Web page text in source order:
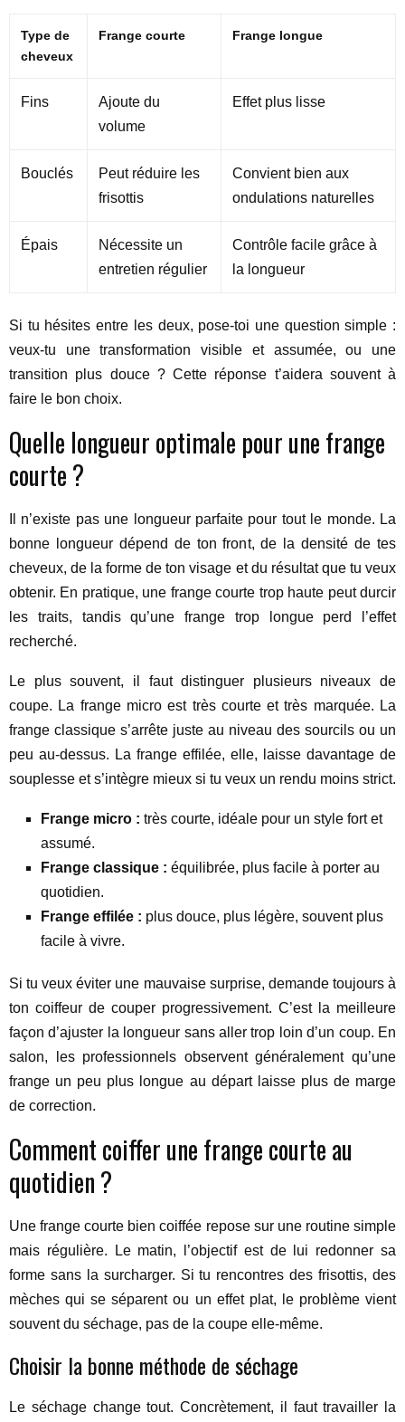
Type de
cheveux
Frange courte Frange longue
Fins
Ajoute du
volume
Effet plus lisse
Bouclés
Peut réduire les
frisottis
Convient bien aux
ondulations naturelles
Épais
Nécessite un
entretien régulier
Contrôle facile grâce à
la longueur
Si tu hésites entre les deux, pose-toi une question simple :
veux-tu une transformation visible et assumée, ou une
transition plus douce ? Cette réponse t’aidera souvent à
faire le bon choix.
Quelle longueur optimale pour une frange
courte ?
Il n’existe pas une longueur parfaite pour tout le monde. La
bonne longueur dépend de ton front, de la densité de tes
cheveux, de la forme de ton visage et du résultat que tu veux
obtenir. En pratique, une frange courte trop haute peut durcir
les traits, tandis qu’une frange trop longue perd l’effet
recherché.
Le plus souvent, il faut distinguer plusieurs niveaux de
coupe. La frange micro est très courte et très marquée. La
frange classique s’arrête juste au niveau des sourcils ou un
peu au-dessus. La frange effilée, elle, laisse davantage de
souplesse et s’intègre mieux si tu veux un rendu moins strict.
Frange micro : très courte, idéale pour un style fort et
assumé.
Frange classique : équilibrée, plus facile à porter au
quotidien.
Frange effilée : plus douce, plus légère, souvent plus
facile à vivre.
Si tu veux éviter une mauvaise surprise, demande toujours à
ton coiffeur de couper progressivement. C’est la meilleure
façon d’ajuster la longueur sans aller trop loin d’un coup. En
salon, les professionnels observent généralement qu’une
frange un peu plus longue au départ laisse plus de marge
de correction.
Comment coiffer une frange courte au
quotidien ?
Une frange courte bien coiffée repose sur une routine simple
mais régulière. Le matin, l’objectif est de lui redonner sa
forme sans la surcharger. Si tu rencontres des frisottis, des
mèches qui se séparent ou un effet plat, le problème vient
souvent du séchage, pas de la coupe elle-même.
Choisir la bonne méthode de séchage
Le séchage change tout. Concrètement, il faut travailler la